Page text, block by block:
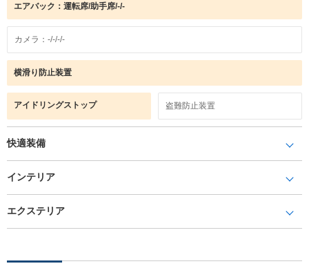
エアバック：運転席/助手席/-/-
カメラ：-/-/-/-
横滑り防止装置
アイドリングストップ 盗難防止装置
快適装備
インテリア
エクステリア